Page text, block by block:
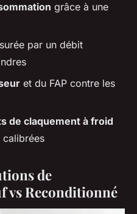
grâce à une
par un débit
et du FAP contre les
de claquement à froid
calibrées
de
vs Reconditionné